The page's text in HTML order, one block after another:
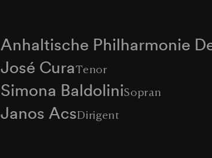
Anhaltische Philharmonie
José CuraTenor
Simona BaldoliniSopran
Janos AcsDirigent